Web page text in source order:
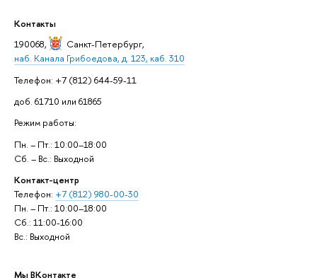
Контакты
190068,
Санкт-Петербург,
наб. Канала Грибоедова, д. 123, каб. 310
Телефон: +7 (812) 644-59-11
доб. 61710 или 61865
Режим работы:
Пн. – Пт.: 10:00–18:00
Сб. – Вс.: Выходной
Контакт-центр
Телефон: +7 (812) 980-00-30
Пн. – Пт.: 10:00–18:00
Сб.: 11:00-16:00
Вс.: Выходной
Мы ВКонтакте